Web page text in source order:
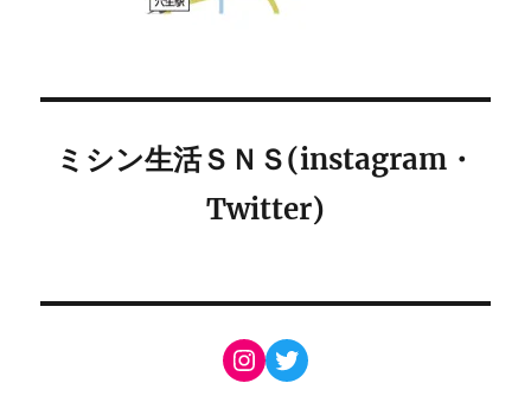
ミシン生活ＳＮＳ(instagram・
Twitter)
Instagram
Twitter